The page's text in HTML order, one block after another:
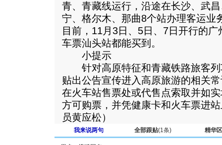
青、青藏线运行，沿途在长沙、武
宁、格尔木、那曲8个站办理客运业
目前，11月3日、5日、7日开行的
车票汕头站都能买到。
小提示
针对高原特征和青藏铁路旅客列
贴出公告宣传进入高原旅游的相关
在火车站售票处或代售点索取并如
方可购票，并凭健康卡和火车票进
员黄应松）
我来说两句 全部跟贴(1条) 精华区